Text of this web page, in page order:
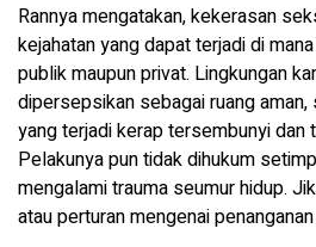
Rannya mengatakan, kekerasan
kejahatan yang dapat terjadi di
publik maupun privat. Lingkungan
dipersepsikan sebagai ruang
yang terjadi kerap tersembunyi dan
Pelakunya pun tidak dihukum
mengalami trauma seumur hidup.
atau perturan mengenai